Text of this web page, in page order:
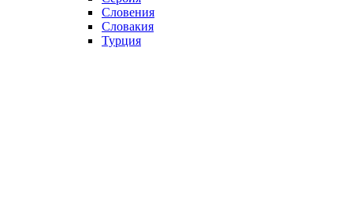
Словения
Словакия
Турция